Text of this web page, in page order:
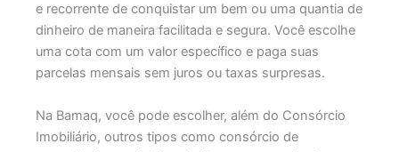
e recorrente de conquistar um bem ou uma quantia de
dinheiro de maneira facilitada e segura. Você escolhe
uma cota com um valor específico e paga suas
parcelas mensais sem juros ou taxas surpresas.
Na Bamaq, você pode escolher, além do Consórcio
Imobiliário, outros tipos como consórcio de